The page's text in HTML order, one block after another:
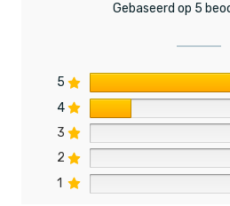
Gebaseerd op 5
5
4
3
2
1